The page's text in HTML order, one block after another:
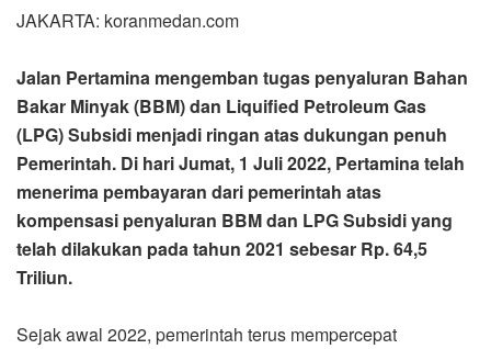
JAKARTA: koranmedan.com
Jalan Pertamina mengemban tugas penyaluran Bahan
Bakar Minyak (BBM) dan Liquified Petroleum Gas
(LPG) Subsidi menjadi ringan atas dukungan penuh
Pemerintah. Di hari Jumat, 1 Juli 2022, Pertamina telah
menerima pembayaran dari pemerintah atas
kompensasi penyaluran BBM dan LPG Subsidi yang
telah dilakukan pada tahun 2021 sebesar Rp. 64,5
Triliun.
Sejak awal 2022, pemerintah terus mempercepat